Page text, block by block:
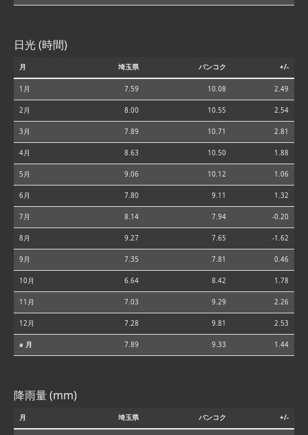
日光 (時間)
月 埼玉県 バンコク +/-
1月 7.59 10.08 2.49
2月 8.00 10.55 2.54
3月 7.89 10.71 2.81
4月 8.63 10.50 1.88
5月 9.06 10.12 1.06
6月 7.80 9.11 1.32
7月 8.14 7.94 -0.20
8月 9.27 7.65 -1.62
9月 7.35 7.81 0.46
10月 6.64 8.42 1.78
11月 7.03 9.29 2.26
12月 7.28 9.81 2.53
⌀ 月 7.89 9.33 1.44
降雨量 (mm)
月 埼玉県 バンコク +/-